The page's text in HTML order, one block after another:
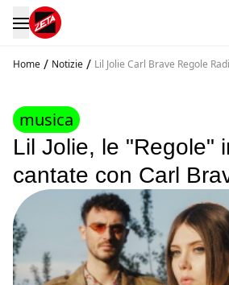
Home / Notizie / Lil Jolie Carl Brave Regole
musica
Lil Jolie, le "Regole"
cantate con Carl